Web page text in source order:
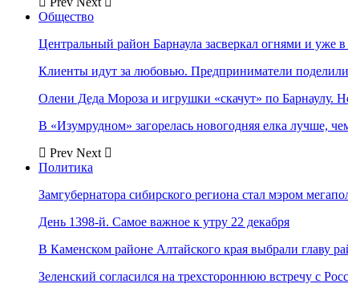
Общество
Центральный район Барнаула засверкал огнями и уже
Клиенты идут за любовью. Предприниматели
Олени Деда Мороза и игрушки «скачут» по Барнаулу.
В «Изумрудном» загорелась новогодняя елка лучше,
Prev Next
Политика
Замгубернатора сибирского региона стал мэром
День 1398-й. Самое важное к утру 22 декабря
В Каменском районе Алтайского края выбрали главу
Зеленский согласился на трехстороннюю встречу с